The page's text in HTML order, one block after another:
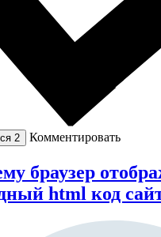
2 Комментировать
браузер
html код